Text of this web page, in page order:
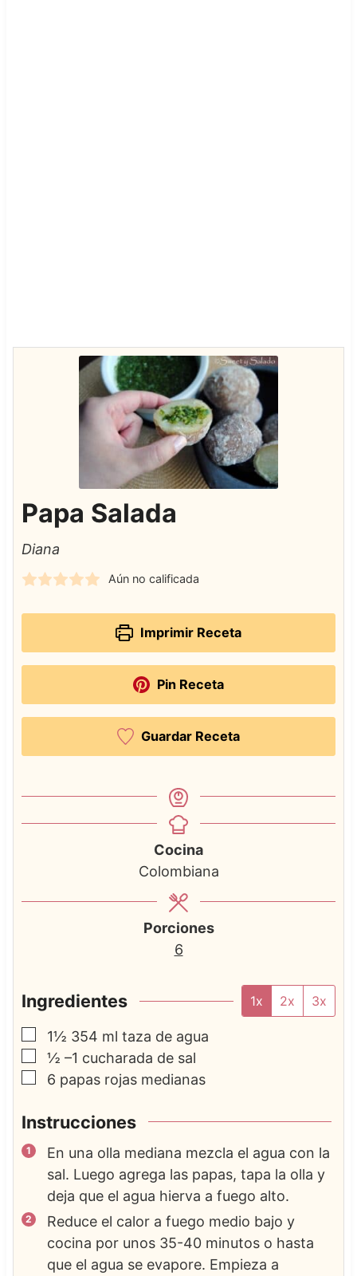
Papa Salada
Diana
Aún no calificada
Imprimir Receta
Pin Receta
Guardar Receta
Cocina
Colombiana
Porciones
6
Ingredientes 1x 2x 3x
▢
1½ 354 ml taza de agua
▢
½ –1 cucharada de sal
▢
6 papas rojas medianas
Instrucciones
En una olla mediana mezcla el agua con la
sal. Luego agrega las papas, tapa la olla y
deja que el agua hierva a fuego alto.
Reduce el calor a fuego medio bajo y
cocina por unos 35-40 minutos o hasta
que el agua se evapore. Empieza a